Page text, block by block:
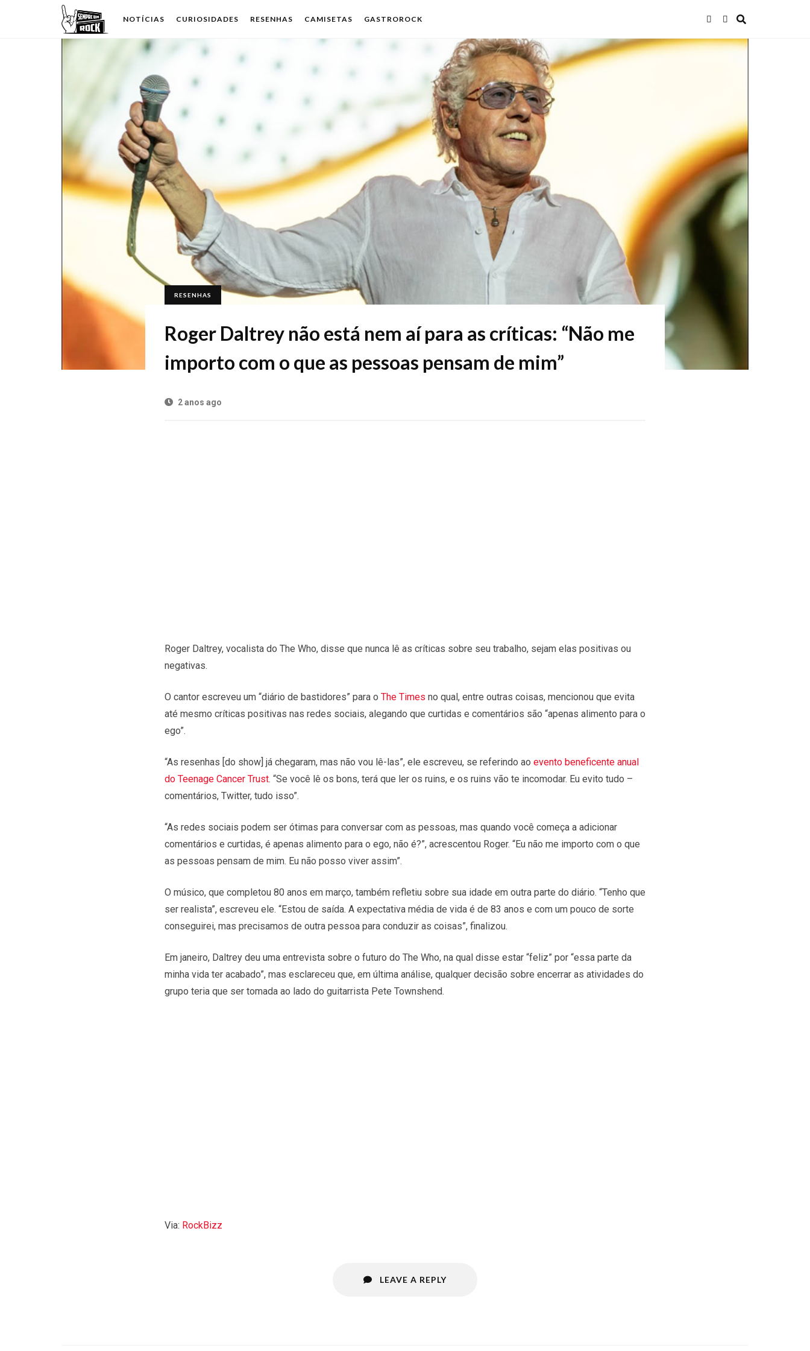
NOTÍCIAS CURIOSIDADES RESENHAS CAMISETAS GASTROROCK
RESENHAS
Roger Daltrey não está nem aí para as críticas: “Não me
importo com o que as pessoas pensam de mim”
2 anos ago
Roger Daltrey, vocalista do The Who, disse que nunca lê as críticas sobre seu trabalho, sejam elas positivas ou
negativas.
O cantor escreveu um “diário de bastidores” para o The Times no qual, entre outras coisas, mencionou que evita
até mesmo críticas positivas nas redes sociais, alegando que curtidas e comentários são “apenas alimento para o
ego”.
“As resenhas [do show] já chegaram, mas não vou lê-las”, ele escreveu, se referindo ao evento beneficente anual
do Teenage Cancer Trust. “Se você lê os bons, terá que ler os ruins, e os ruins vão te incomodar. Eu evito tudo –
comentários, Twitter, tudo isso”.
“As redes sociais podem ser ótimas para conversar com as pessoas, mas quando você começa a adicionar
comentários e curtidas, é apenas alimento para o ego, não é?”, acrescentou Roger. “Eu não me importo com o que
as pessoas pensam de mim. Eu não posso viver assim”.
O músico, que completou 80 anos em março, também refletiu sobre sua idade em outra parte do diário. “Tenho que
ser realista”, escreveu ele. “Estou de saída. A expectativa média de vida é de 83 anos e com um pouco de sorte
conseguirei, mas precisamos de outra pessoa para conduzir as coisas”, finalizou.
Em janeiro, Daltrey deu uma entrevista sobre o futuro do The Who, na qual disse estar “feliz” por “essa parte da
minha vida ter acabado”, mas esclareceu que, em última análise, qualquer decisão sobre encerrar as atividades do
grupo teria que ser tomada ao lado do guitarrista Pete Townshend.
Via: RockBizz
LEAVE A REPLY